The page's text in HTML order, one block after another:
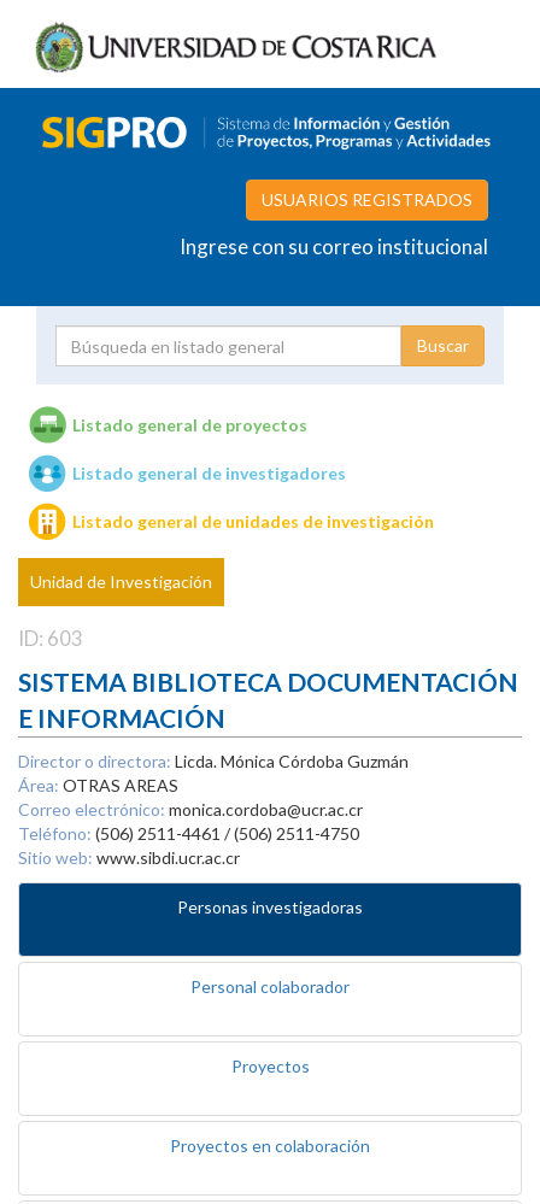
USUARIOS REGISTRADOS
Ingrese con su correo institucional
Unidades de investigación
Listado general de proyectos
Listado general de investigadores
Listado general de unidades de investigación
Unidad de Investigación
ID: 603
SISTEMA BIBLIOTECA DOCUMENTACIÓN
E INFORMACIÓN
Director o directora: Licda. Mónica Córdoba Guzmán
Área: OTRAS AREAS
Correo electrónico: monica.cordoba@ucr.ac.cr
Teléfono: (506) 2511-4461 / (506) 2511-4750
Sitio web: www.sibdi.ucr.ac.cr
Personas investigadoras
Personal colaborador
Proyectos
Proyectos en colaboración